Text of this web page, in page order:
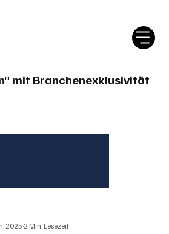
mit Branchenexklusivität
20252 Min. Lesezeit